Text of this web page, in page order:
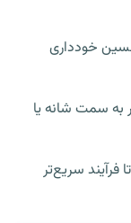
خودداری
به سمت شانه یا
فرآیند سریع‌تر